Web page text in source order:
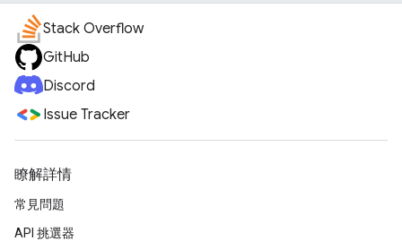
Stack Overflow
GitHub
Discord
Issue Tracker
瞭解詳情
常見問題
API 挑選器